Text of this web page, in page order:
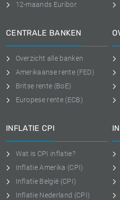
12-maands Euribor
CENTRALE BANKEN
Overzicht alle banken
Amerikaanse rente (FED)
Britse rente (BoE)
Europese rente (ECB)
INFLATIE CPI
Wat is CPI inflatie?
Inflatie Amerika (CPI)
Inflatie België (CPI)
Inflatie Nederland (CPI)